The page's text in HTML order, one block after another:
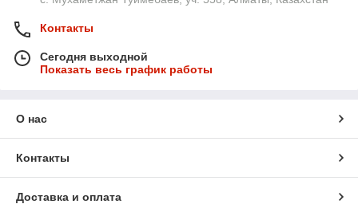
Контакты
Сегодня выходной
Показать весь график работы
О нас
Контакты
Доставка и оплата